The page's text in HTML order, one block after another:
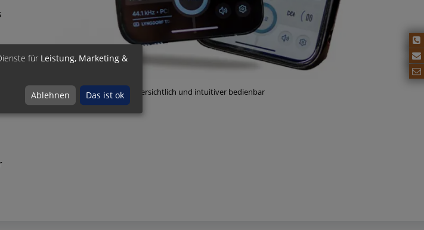
Die neue Lyngdorf App ist übersichtlich und intuitiver bedienbar
für Leistung, Marketing &
Ablehnen Das ist ok